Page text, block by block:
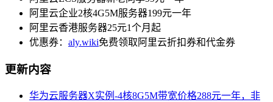
阿里云企业2核4G5M服务器199元一年
阿里云香港服务器25元1个月起
优惠券： aly.wiki免费领取阿里云折扣券和代金券
更新内容
华为云服务器X实例-4核8G5M带宽价格288元一年，非